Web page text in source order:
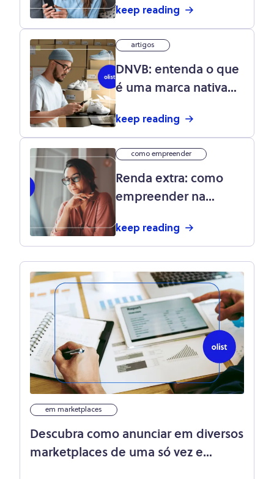
vendas online?
keep reading
artigos
DNVB: entenda o que
é uma marca nativa
keep reading
como empreender
Renda extra: como
empreender na
keep reading
em marketplaces
Descubra como anunciar em diversos
marketplaces de uma só vez e